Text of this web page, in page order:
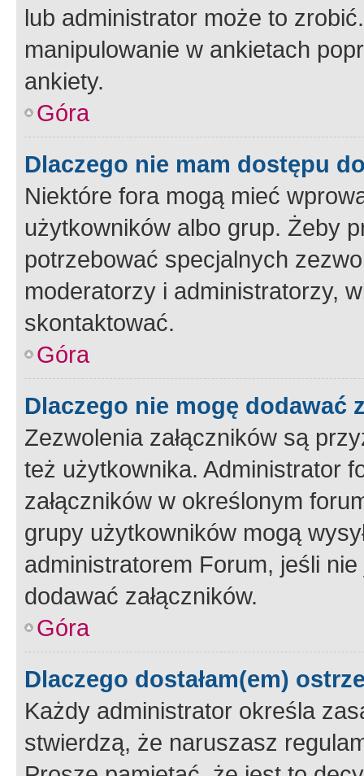
lub administrator może to
manipulowanie w ankietach
ankiety.
Góra
Dlaczego nie mam dostępu
Niektóre fora mogą mieć
użytkowników albo grup. Żeby
potrzebować specjalnych
moderatorzy i administratorzy,
skontaktować.
Góra
Dlaczego nie mogę dodawać
Zezwolenia załączników są
też użytkownika. Administrator
załączników w określonym
grupy użytkowników mogą
administratorem Forum, jeśli
dodawać załączników.
Góra
Dlaczego dostałam(em)
Każdy administrator określa
stwierdzą, że naruszasz